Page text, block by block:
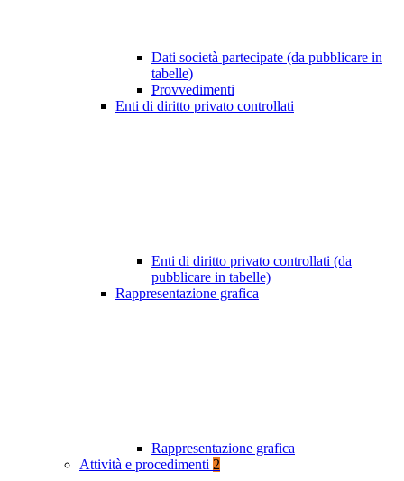
Dati società partecipate (da pubblicare in
tabelle)
Provvedimenti
Enti di diritto privato controllati
Enti di diritto privato controllati (da
pubblicare in tabelle)
Rappresentazione grafica
Rappresentazione grafica
Attività e procedimenti 2